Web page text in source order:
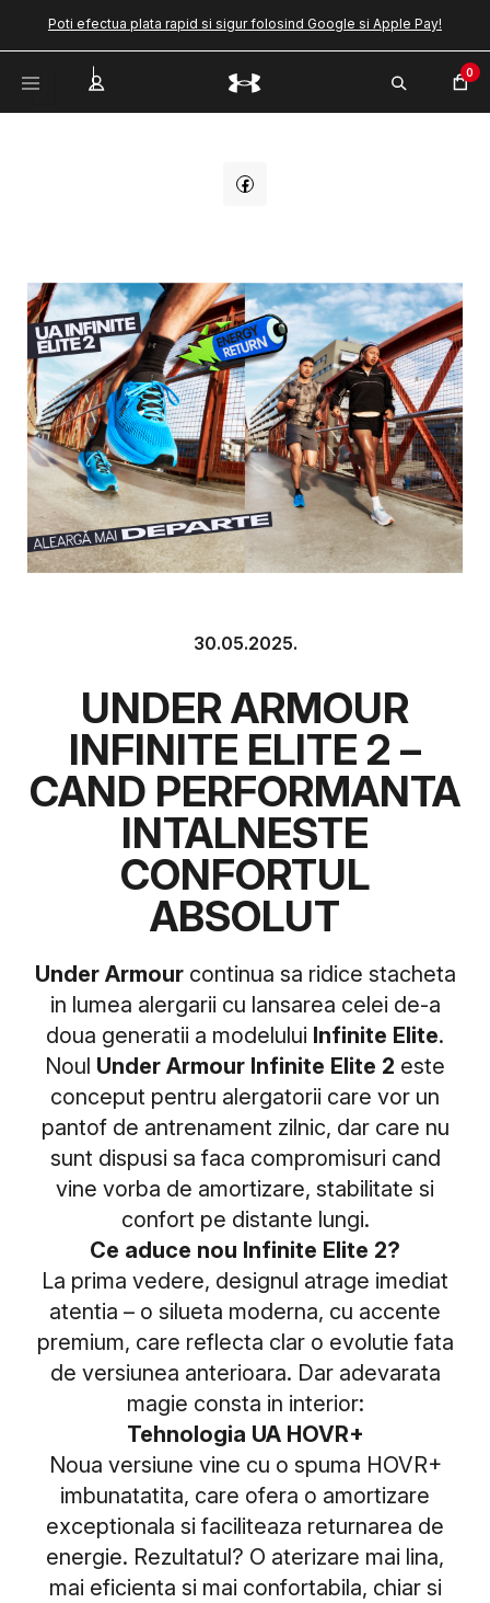
Poti efectua plata rapid si sigur folosind Google si Apple Pay!
0
30.05.2025.
UNDER ARMOUR
INFINITE ELITE 2 –
CAND PERFORMANTA
INTALNESTE
CONFORTUL
ABSOLUT
Under Armour continua sa ridice stacheta
in lumea alergarii cu lansarea celei de-a
doua generatii a modelului Infinite Elite.
Noul Under Armour Infinite Elite 2 este
conceput pentru alergatorii care vor un
pantof de antrenament zilnic, dar care nu
sunt dispusi sa faca compromisuri cand
vine vorba de amortizare, stabilitate si
confort pe distante lungi.
Ce aduce nou Infinite Elite 2?
La prima vedere, designul atrage imediat
atentia – o silueta moderna, cu accente
premium, care reflecta clar o evolutie fata
de versiunea anterioara. Dar adevarata
magie consta in interior:
Tehnologia UA HOVR+
Noua versiune vine cu o spuma HOVR+
imbunatatita, care ofera o amortizare
exceptionala si faciliteaza returnarea de
energie. Rezultatul? O aterizare mai lina,
mai eficienta si mai confortabila, chiar si